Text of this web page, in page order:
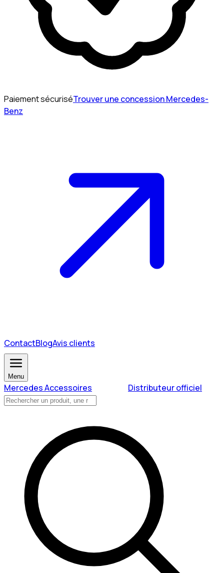
Paiement sécuriséTrouver une concession Mercedes-
Benz
ContactBlogAvis clients
Menu
Mercedes Accessoires Distributeur officiel